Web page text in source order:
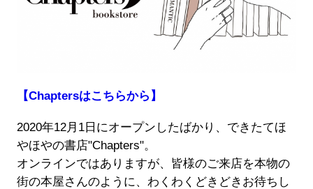
【Chaptersはこちらから】
2020年12月1日にオープンしたばかり、できたてほ
やほやの書店"Chapters"。
オンラインではありますが、皆様のご来店を本物の
街の本屋さんのように、わくわくどきどきお待ちし